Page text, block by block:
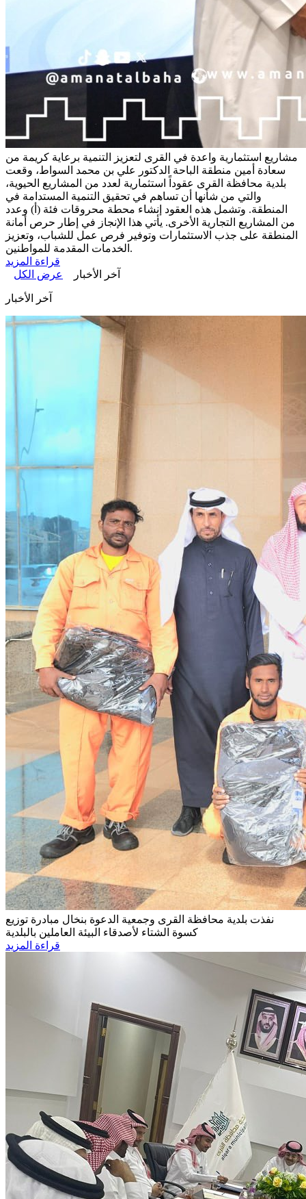
مشاريع استثمارية واعدة في القرى لتعزيز التنمية برعاية كريمة من
سعادة أمين منطقة الباحة الدكتور علي بن محمد السواط، وقعت
بلدية محافظة القرى عقوداً استثمارية لعدد من المشاريع الحيوية،
والتي من شأنها أن تساهم في تحقيق التنمية المستدامة في
المنطقة. وتشمل هذه العقود إنشاء محطة محروقات فئة (أ) وعدد
من المشاريع التجارية الأخرى. يأتي هذا الإنجاز في إطار حرص أمانة
المنطقة على جذب الاستثمارات وتوفير فرص عمل للشباب، وتعزيز
الخدمات المقدمة للمواطنين.
قراءة المزيد
آخر الأخبار
عرض الكل
آخر الأخبار
نفذت بلدية محافظة القرى وجمعية الدعوة بنخال مبادرة توزيع
كسوة الشتاء لأصدقاء البيئة العاملين بالبلدية
قراءة المزيد